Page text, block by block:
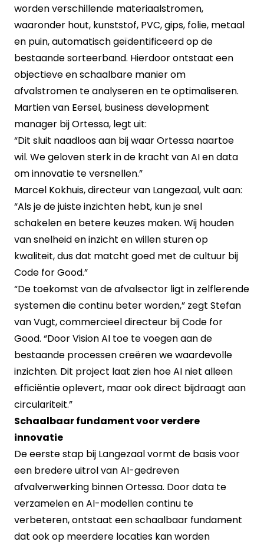
worden verschillende materiaalstromen,
waaronder hout, kunststof, PVC, gips, folie, metaal
en puin, automatisch geïdentificeerd op de
bestaande sorteerband. Hierdoor ontstaat een
objectieve en schaalbare manier om
afvalstromen te analyseren en te optimaliseren.
Martien van Eersel, business development
manager bij Ortessa, legt uit:
“Dit sluit naadloos aan bij waar Ortessa naartoe
wil. We geloven sterk in de kracht van AI en data
om innovatie te versnellen.”
Marcel Kokhuis, directeur van Langezaal, vult aan:
“Als je de juiste inzichten hebt, kun je snel
schakelen en betere keuzes maken. Wij houden
van snelheid en inzicht en willen sturen op
kwaliteit, dus dat matcht goed met de cultuur bij
Code for Good.”
“De toekomst van de afvalsector ligt in zelflerende
systemen die continu beter worden,” zegt Stefan
van Vugt, commercieel directeur bij Code for
Good. “Door Vision AI toe te voegen aan de
bestaande processen creëren we waardevolle
inzichten. Dit project laat zien hoe AI niet alleen
efficiëntie oplevert, maar ook direct bijdraagt aan
circulariteit.”
Schaalbaar fundament voor verdere
innovatie
De eerste stap bij Langezaal vormt de basis voor
een bredere uitrol van AI-gedreven
afvalverwerking binnen Ortessa. Door data te
verzamelen en AI-modellen continu te
verbeteren, ontstaat een schaalbaar fundament
dat ook op meerdere locaties kan worden